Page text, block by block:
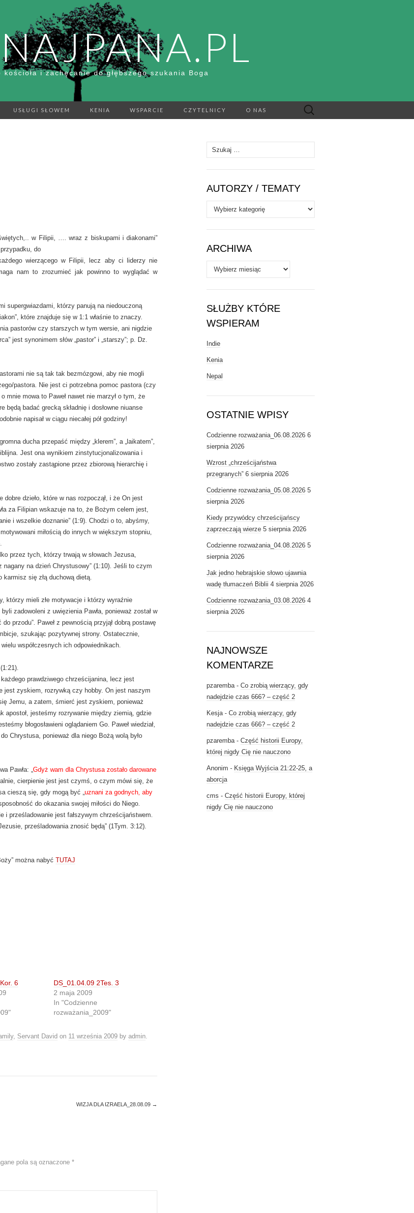
kościoła i zachęcanie do głębszego szukania Boga
USŁUGI SŁOWEM KENIA WSPARCIE CZYTELNICY O NAS Szukaj:
w Filipii, …. wraz z biskupami i diakonami”
do
wierzącego w Filipii, lecz aby ci liderzy nie
nam to zrozumieć jak powinno to wyglądać w
supergwiazdami, którzy panują na niedouczoną
które znajduje się w 1:1 właśnie to znaczy.
pastorów czy starszych w tym wersie, ani nigdzie
jest synonimem słów „pastor” i „starszy”; p. Dz.
nie są tak tak bezmózgowi, aby nie mogli
pastora. Nie jest ci potrzebna pomoc pastora (czy
mnie mowa to Paweł nawet nie marzył o tym, że
będą badać grecką składnię i dosłowne niuanse
napisał w ciągu niecałej pół godziny!
ducha przepaść między „klerem”, a „laikatem”,
Jest ona wynikiem zinstytucjonalizowania i
zostały zastąpione przez zbiorową hierarchię i
dzieło, które w nas rozpoczął, i że On jest
za Filipian wskazuje na to, że Bożym celem jest,
i wszelkie doznanie” (1:9). Chodzi o to, abyśmy,
miłością do innych w większym stopniu,
przez tych, którzy trwają w słowach Jezusa,
na dzień Chrystusowy” (1:10). Jeśli to czym
się złą duchową dietą.
którzy mieli złe motywacje i którzy wyraźnie
zadowoleni z uwięzienia Pawła, ponieważ został w
przodu”. Paweł z pewnością przyjął dobrą postawę
szukając pozytywnej strony. Ostatecznie,
współczesnych ich odpowiednikach.
(1:21).
prawdziwego chrześcijanina, lecz jest
jest zyskiem, rozrywką czy hobby. On jest naszym
Jemu, a zatem, śmierć jest zyskiem, ponieważ
apostoł, jesteśmy rozrywanie między ziemią, gdzie
błogosławieni oglądaniem Go. Paweł wiedział,
Chrystusa, ponieważ dla niego Bożą wolą było
Pawła: „Gdyż wam dla Chrystusa zostało darowane
cierpienie jest jest czymś, o czym mówi się, że
cieszą się, gdy mogą być „uznani za godnych, aby
do okazania swojej miłości do Niego.
i prześladowanie jest fałszywym chrześcijaństwem.
prześladowania znosić będą” (1Tym. 3:12).
można nabyć TUTAJ
6
DS_01.04.09 2Tes. 3
2 maja 2009
In "Codzienne
rozważania_2009"
, Servant David on 11 września 2009 by admin.
WIZJA DLA IZRAELA_28.08.09 →
pola są oznaczone *
Szukaj:
AUTORZY / TEMATY
Autorzy
/
Tematy
ARCHIWA
Archiwa
SŁUŻBY KTÓRE
WSPIERAM
Indie
Kenia
Nepal
OSTATNIE WPISY
Codzienne rozważania_06.08.2026 6
sierpnia 2026
Wzrost „chrześcijaństwa
przegranych” 6 sierpnia 2026
Codzienne rozważania_05.08.2026 5
sierpnia 2026
Kiedy przywódcy chrześcijańscy
zaprzeczają wierze 5 sierpnia 2026
Codzienne rozważania_04.08.2026 5
sierpnia 2026
Jak jedno hebrajskie słowo ujawnia
wadę tłumaczeń Biblii 4 sierpnia 2026
Codzienne rozważania_03.08.2026 4
sierpnia 2026
NAJNOWSZE
KOMENTARZE
pzaremba- Co zrobią wierzący, gdy
nadejdzie czas 666? – część 2
Kesja- Co zrobią wierzący, gdy
nadejdzie czas 666? – część 2
pzaremba- Część historii Europy,
której nigdy Cię nie nauczono
Anonim - Księga Wyjścia 21:22-25, a
aborcja
cms - Część historii Europy, której
nigdy Cię nie nauczono